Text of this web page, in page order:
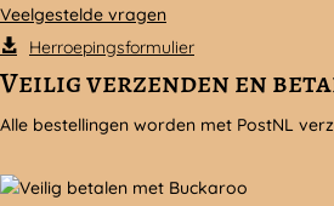
Veelgestelde vragen
Herroepingsformulier
Veilig verzenden en
Alle bestellingen worden met PostNL